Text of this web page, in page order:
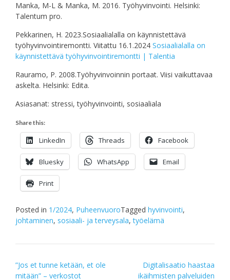
Manka, M-L & Manka, M. 2016. Työhyvinvointi. Helsinki:
Talentum pro.
Pekkarinen, H. 2023.Sosiaalialalla on käynnistettävä
työhyvinvointiremontti. Viitattu 16.1.2024 Sosiaalialalla on
käynnistettävä työhyvinvointiremontti | Talentia
Rauramo, P. 2008.Työhyvinvoinnin portaat. Viisi vaikuttavaa
askelta. Helsinki: Edita.
Asiasanat: stressi, työhyvinvointi, sosiaaliala
Share this:
LinkedIn Threads Facebook
Bluesky WhatsApp Email
Print
Posted in 1/2024, PuheenvuoroTagged hyvinvointi,
johtaminen, sosiaali- ja terveysala,työelämä
Post
”Jos et tunne ketään, et ole
mitään” – verkostot
Digitalisaatio haastaa
ikäihmisten palveluiden